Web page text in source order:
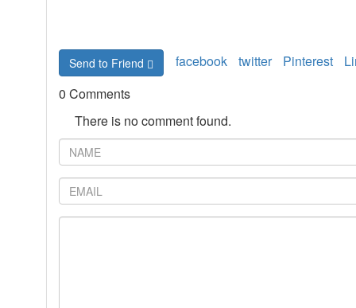
Send to Friend facebook twitter Pinterest
0 Comments
There is no comment found.